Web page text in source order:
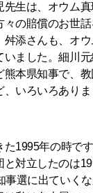
生は、オウム
の賠償のお世
添さんも、オ
ました。細川
本県知事で、
、いろいろあり
1995年の時で
対立したのは
事選に出ていく